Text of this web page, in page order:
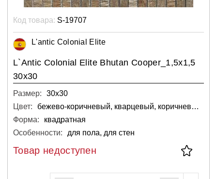
Код товара: S-19707
L'antic Colonial Elite
L`Antic Colonial Elite Bhutan Cooper_1,5x1,5
30x30
Размер:
30х30
Цвет:
бежево-коричневый, кварцевый, коричневый, серый
Форма:
квадратная
Особенности:
для пола, для стен
Товар недоступен